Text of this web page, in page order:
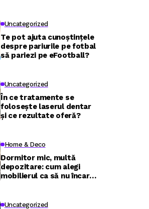
Uncategorized
Te pot ajuta cunoștințele
despre pariurile pe fotbal
să pariezi pe eFootball?
Uncategorized
În ce tratamente se
folosește laserul dentar
și ce rezultate oferă?
Home & Deco
Dormitor mic, multă
depozitare: cum alegi
mobilierul ca să nu încarci
Uncategorized